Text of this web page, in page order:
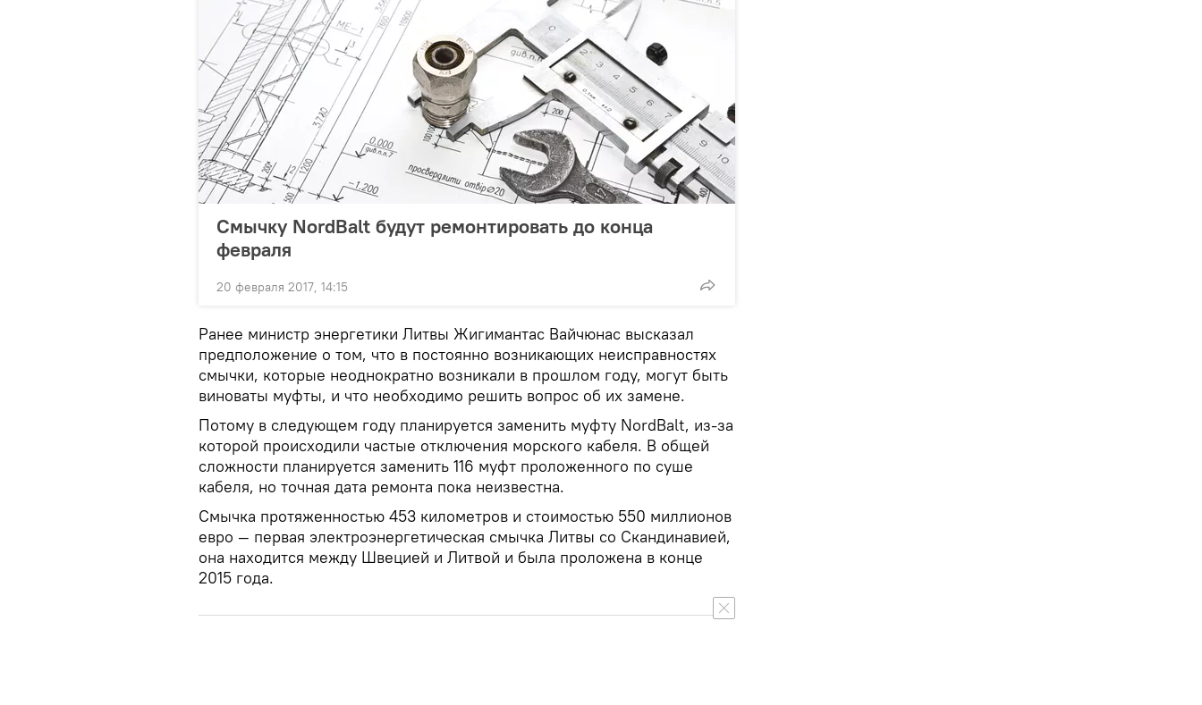
Смычку NordBalt будут ремонтировать до конца
февраля
20 февраля 2017, 14:15
Ранее министр энергетики Литвы Жигимантас Вайчюнас высказал
предположение о том, что в постоянно возникающих неисправностях
смычки, которые неоднократно возникали в прошлом году, могут быть
виноваты муфты, и что необходимо решить вопрос об их замене.
Потому в следующем году планируется заменить муфту NordBalt, из-за
которой происходили частые отключения морского кабеля. В общей
сложности планируется заменить 116 муфт проложенного по суше
кабеля, но точная дата ремонта пока неизвестна.
Смычка протяженностью 453 километров и стоимостью 550 миллионов
евро — первая электроэнергетическая смычка Литвы со Скандинавией,
она находится между Швецией и Литвой и была проложена в конце
2015 года.